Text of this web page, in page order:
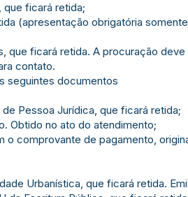
que ficará retida;
(apresentação obrigatória
que ficará retida. A procuração
contato.
seguintes documentos
Pessoa Jurídica, que ficará retida;
Obtido no ato do atendimento;
o comprovante de pagamento,
Urbanística, que ficará retida.